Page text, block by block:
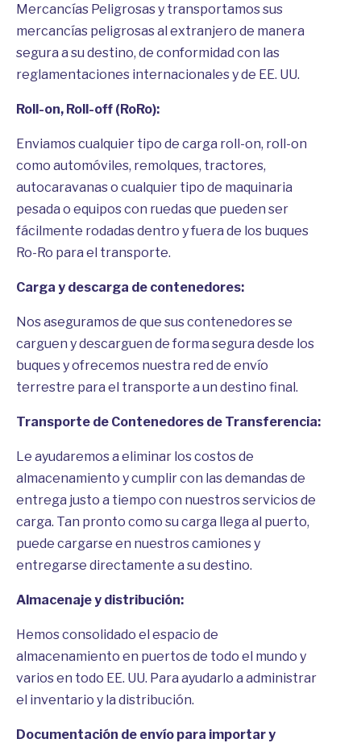
Mercancías Peligrosas y transportamos sus
mercancías peligrosas al extranjero de manera
segura a su destino, de conformidad con las
reglamentaciones internacionales y de EE. UU.
Roll-on, Roll-off (RoRo):
Enviamos cualquier tipo de carga roll-on, roll-on
como automóviles, remolques, tractores,
autocaravanas o cualquier tipo de maquinaria
pesada o equipos con ruedas que pueden ser
fácilmente rodadas dentro y fuera de los buques
Ro-Ro para el transporte.
Carga y descarga de contenedores:
Nos aseguramos de que sus contenedores se
carguen y descarguen de forma segura desde los
buques y ofrecemos nuestra red de envío
terrestre para el transporte a un destino final.
Transporte de Contenedores de Transferencia:
Le ayudaremos a eliminar los costos de
almacenamiento y cumplir con las demandas de
entrega justo a tiempo con nuestros servicios de
carga. Tan pronto como su carga llega al puerto,
puede cargarse en nuestros camiones y
entregarse directamente a su destino.
Almacenaje y distribución:
Hemos consolidado el espacio de
almacenamiento en puertos de todo el mundo y
varios en todo EE. UU. Para ayudarlo a administrar
el inventario y la distribución.
Documentación de envío para importar y